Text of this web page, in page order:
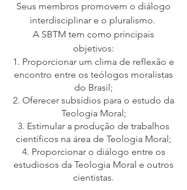
Seus membros promovem o diálogo
interdisciplinar e o pluralismo.
A SBTM tem como principais
objetivos:
Proporcionar um clima de reflexão e
encontro entre os teólogos moralistas
do Brasil;
Oferecer subsídios para o estudo da
Teologia Moral;
Estimular a produção de trabalhos
científicos na área de Teologia Moral;
Proporcionar o diálogo entre os
estudiosos da Teologia Moral e outros
cientistas.